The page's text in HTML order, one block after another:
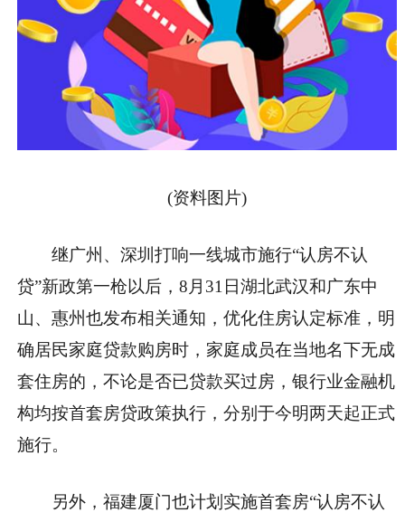
(资料图片)
继广州、深圳打响一线城市施行“认房不认
贷”新政第一枪以后，8月31日湖北武汉和广东中
山、惠州也发布相关通知，优化住房认定标准，明
确居民家庭贷款购房时，家庭成员在当地名下无成
套住房的，不论是否已贷款买过房，银行业金融机
构均按首套房贷政策执行，分别于今明两天起正式
施行。
另外，福建厦门也计划实施首套房“认房不认